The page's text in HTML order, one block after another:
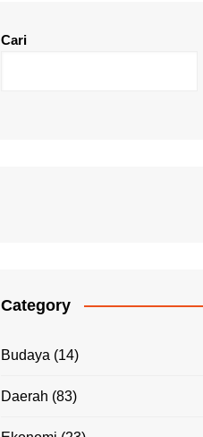
Cari
Category
Budaya (14)
Daerah (83)